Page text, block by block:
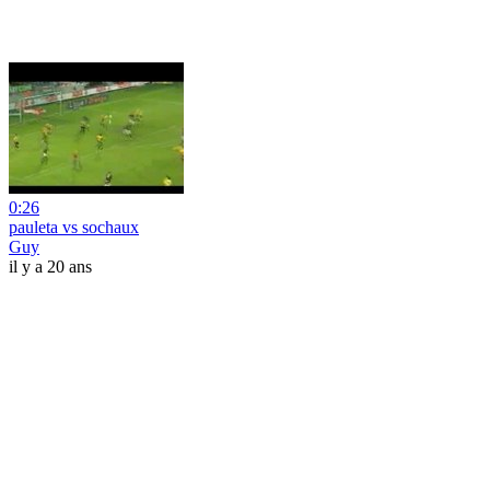
0:26
pauleta vs sochaux
Guy
il y a 20 ans